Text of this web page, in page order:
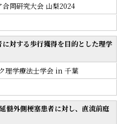
合同研究大会 山梨2024
対する歩行獲得を目的とした理学
理学療法士学会 in 千葉
外側梗塞患者に対し、直流前庭